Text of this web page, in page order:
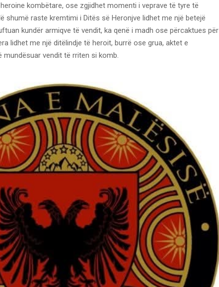
kombëtare, ose zgjidhet momenti i veprave të tyre të
shumë raste kremtimi i Ditës së Heronjve lidhet me një betejë
kundër armiqve të vendit, ka qenë i madh ose përcaktues për
lidhet me një ditëlindje të heroit, burrë ose grua, aktet e
mundësuar vendit të rriten si komb.